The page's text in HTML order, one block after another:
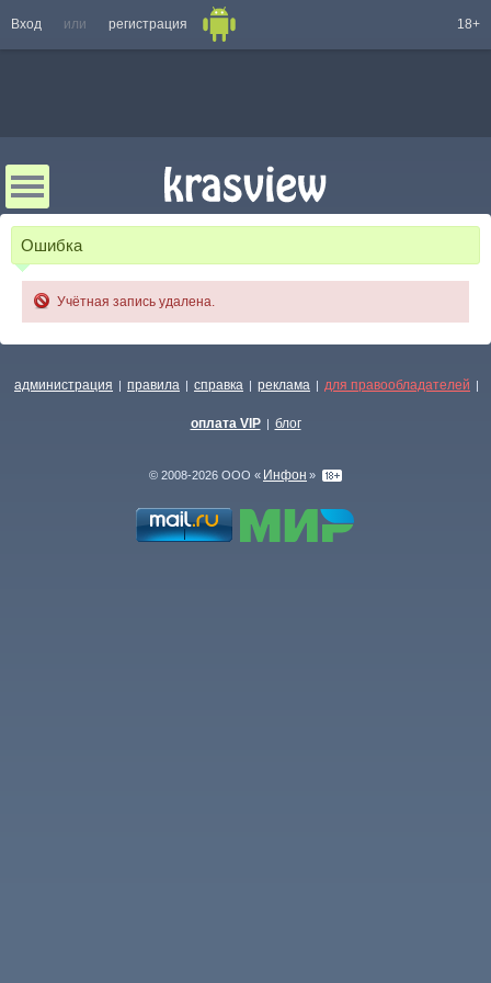
Вход или регистрация 18+
Ошибка
Учётная запись удалена.
администрация | правила | справка | реклама | для правообладателей |
оплата VIP | блог
© 2008-2026 ООО « Инфон »